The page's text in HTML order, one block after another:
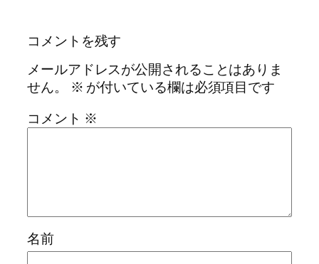
コメントを残す
メールアドレスが公開されることはありま
せん。
※ が付いている欄は必須項目です
コメント ※
名前